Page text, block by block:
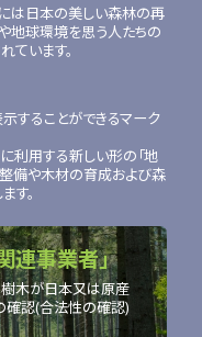
は日本の美しい森林の再
地球環境を思う人たちの
ています。
することができるマーク
利用する新しい形の「地
整備や木材の育成および森
す。
連事業者」
木が日本又は原産
確認(合法性の確認)